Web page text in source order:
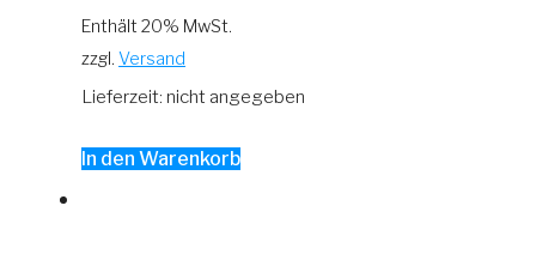
Enthält 20% MwSt.
zzgl. Versand
Lieferzeit: nicht angegeben
In den Warenkorb